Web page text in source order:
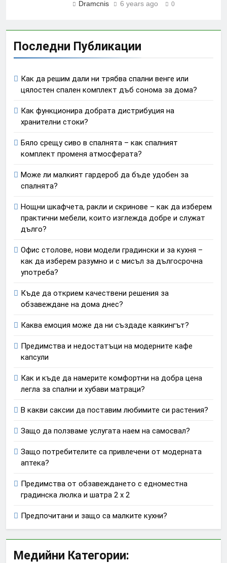
Dramcnis 6 years ago 0
Последни Публикации
Как да решим дали ни трябва спални венге или
цялостен спален комплект дъб сонома за дома?
Как функционира добрата дистрибуция на
хранителни стоки?
Бяло срещу сиво в спалнята – как спалният
комплект променя атмосферата?
Може ли малкият гардероб да бъде удобен за
спалнята?
Нощни шкафчета, ракли и скринове – как да изберем
практични мебели, които изглежда добре и служат
дълго?
Офис столове, нови модели градински и за кухня –
как да изберем разумно и с мисъл за дългосрочна
употреба?
Къде да открием качествени решения за
обзавеждане на дома днес?
Каква емоция може да ни създаде каякингът?
Предимства и недостатъци на модерните кафе
капсули
Как и къде да намерите комфортни на добра цена
легла за спални и хубави матраци?
В какви саксии да поставим любимите си растения?
Защо да ползваме услугата наем на самосвал?
Защо потребителите са привлечени от модерната
аптека?
Предимства от обзавеждането с едноместна
градинска люлка и шатра 2 х 2
Предпочитани и защо са малките кухни?
Медийни Категории: